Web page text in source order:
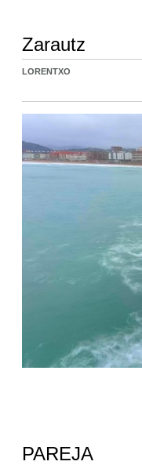
Zarautz
LORENTXO
PAREJA